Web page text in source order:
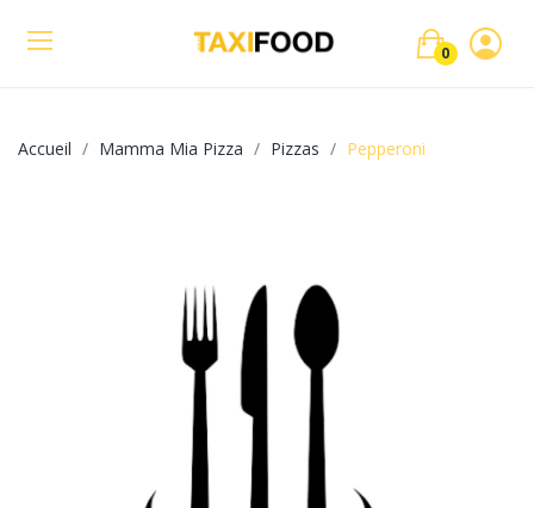
0
Accueil Mamma Mia Pizza Pizzas Pepperoni